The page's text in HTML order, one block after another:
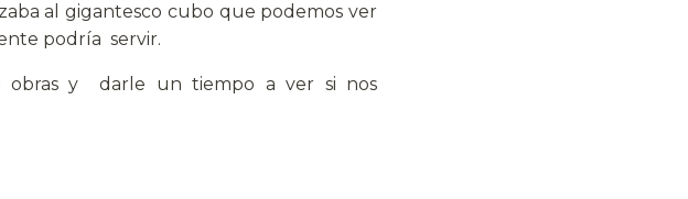
al gigantesco cubo que podemos ver
podría servir.
obras y darle un tiempo a ver si nos